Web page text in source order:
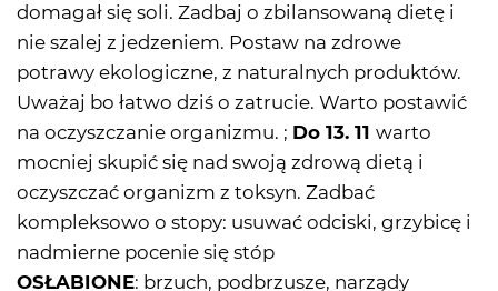
domagał się soli. Zadbaj o zbilansowaną dietę i
nie szalej z jedzeniem. Postaw na zdrowe
potrawy ekologiczne, z naturalnych produktów.
Uważaj bo łatwo dziś o zatrucie. Warto postawić
na oczyszczanie organizmu. ; Do 13. 11 warto
mocniej skupić się nad swoją zdrową dietą i
oczyszczać organizm z toksyn. Zadbać
kompleksowo o stopy: usuwać odciski, grzybicę i
nadmierne pocenie się stóp
OSŁABIONE: brzuch, podbrzusze, narządy